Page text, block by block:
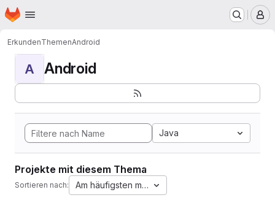
Zum Hauptinhalt springen
Startseite
ErkundenThemenAndroid
A Android
Java
Projekte mit diesem Thema
Sortieren nach: Am häufigsten markiert